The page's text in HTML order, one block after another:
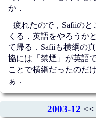
か．
疲れたので，Safiiの
くる．英語をやろうか
て帰る．Safiiも横綱の
協には「禁煙」が英語
ことで横綱だったのだ
ぁ．
2003-12